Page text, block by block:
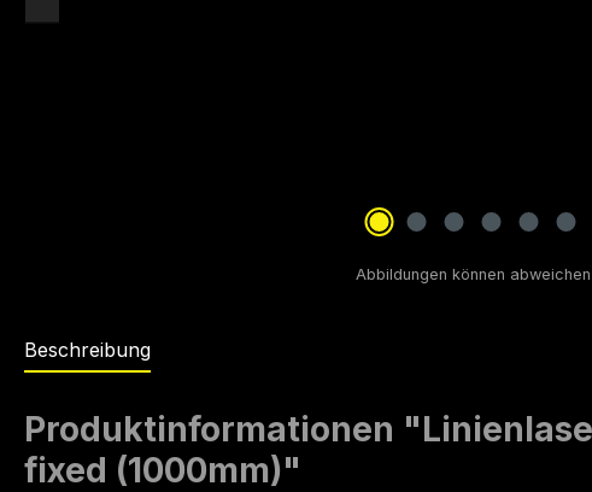
Beschreibung
Produktinformationen
fixed (1000mm)"